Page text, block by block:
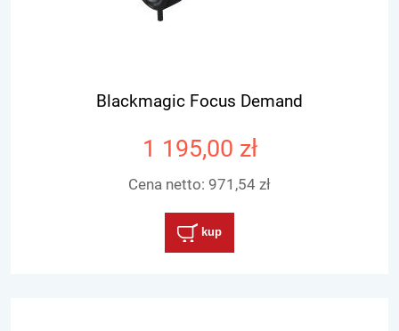
Blackmagic Focus Demand
1 195,00 zł
Cena netto: 971,54 zł
kup